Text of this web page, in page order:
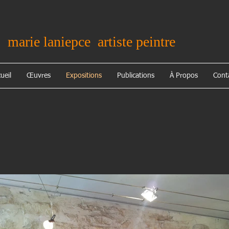
marie laniepce artiste peintre
Œuvres Expositions Publications À Propos